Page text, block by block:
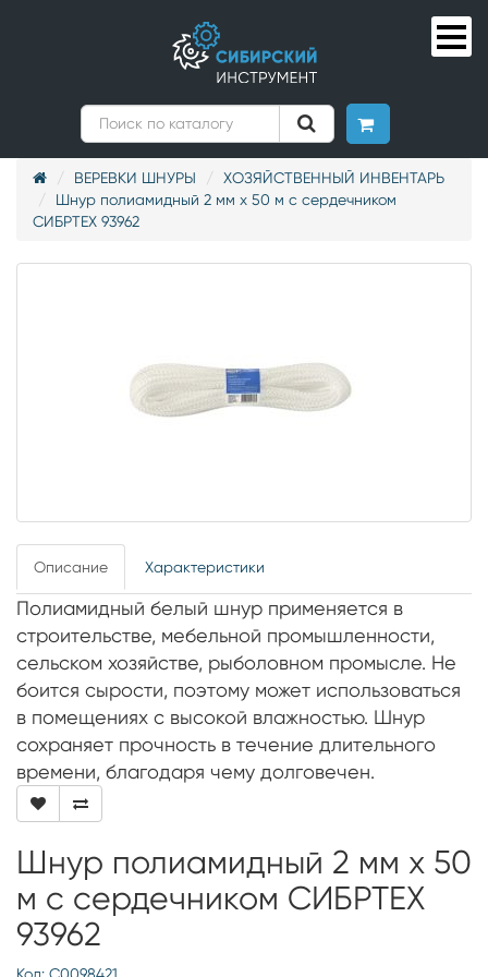
ВЕРЕВКИ ШНУРЫ
ХОЗЯЙСТВЕННЫЙ ИНВЕНТАРЬ
Шнур полиамидный 2 мм х 50 м с сердечником
СИБРТЕХ 93962
Описание Характеристики
Полиамидный белый шнур применяется в
строительстве, мебельной промышленности,
сельском хозяйстве, рыболовном промысле. Не
боится сырости, поэтому может использоваться
в помещениях с высокой влажностью. Шнур
сохраняет прочность в течение длительного
времени, благодаря чему долговечен.
Шнур полиамидный 2 мм х 50
м с сердечником СИБРТЕХ
93962